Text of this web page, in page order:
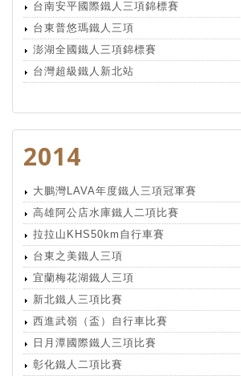
台南安平國際鐵人三項錦標賽
台東普悠瑪鐵人三項
澎湖全國鐵人三項錦標賽
台灣超級鐵人新北站
2014
大鵬灣LAVA年度鐵人三項冠軍賽
高雄阿公店水庫鐵人二項比賽
拉拉山KHS50km自行車賽
台東之美鐵人三項
宜蘭梅花湖鐵人三項
新北鐵人三項比賽
西進武嶺（盃）自行車比賽
日月潭國際鐵人三項比賽
彰化鐵人二項比賽